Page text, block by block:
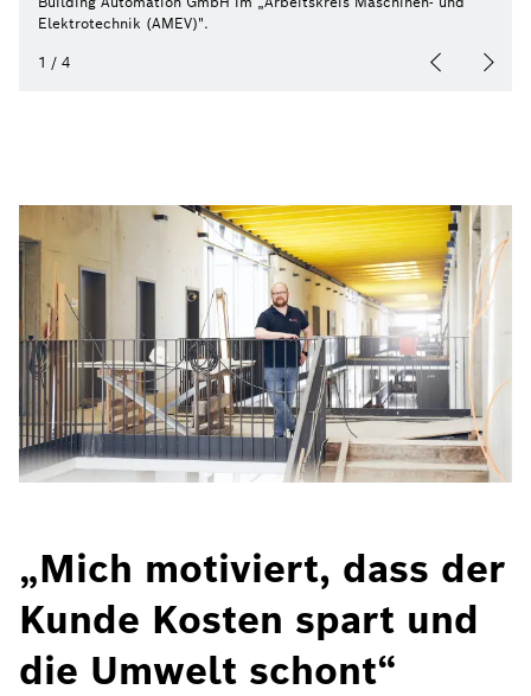
Elektrotechnik (AMEV)".
1 / 4
„Mich motiviert, dass der
Kunde Kosten spart und
die Umwelt schont“